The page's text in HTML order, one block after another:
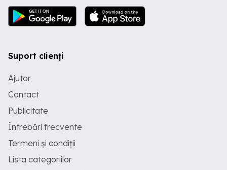
Suport clienți
Ajutor
Contact
Publicitate
Întrebări frecvente
Termeni și condiții
Lista categoriilor